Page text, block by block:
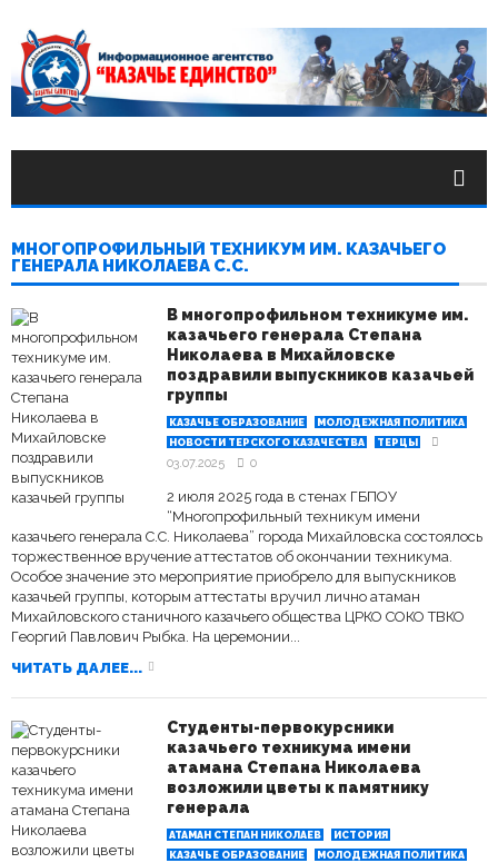
МНОГОПРОФИЛЬНЫЙ ТЕХНИКУМ ИМ. КАЗАЧЬЕГО
ГЕНЕРАЛА НИКОЛАЕВА С.С.
В многопрофильном техникуме им.
казачьего генерала Степана
Николаева в Михайловске
поздравили выпускников казачьей
группы
КАЗАЧЬЕ ОБРАЗОВАНИЕ
МОЛОДЕЖНАЯ ПОЛИТИКА
НОВОСТИ ТЕРСКОГО КАЗАЧЕСТВА
ТЕРЦЫ
03.07.2025 0
2 июля 2025 года в стенах ГБПОУ
“Многопрофильный техникум имени
казачьего генерала С.С. Николаева” города Михайловска состоялось
торжественное вручение аттестатов об окончании техникума.
Особое значение это мероприятие приобрело для выпускников
казачьей группы, которым аттестаты вручил лично атаман
Михайловского станичного казачьего общества ЦРКО СОКО ТВКО
Георгий Павлович Рыбка. На церемонии...
ЧИТАТЬ ДАЛЕЕ...
Студенты-первокурсники
казачьего техникума имени
атамана Степана Николаева
возложили цветы к памятнику
генерала
АТАМАН СТЕПАН НИКОЛАЕВ
ИСТОРИЯ
КАЗАЧЬЕ ОБРАЗОВАНИЕ
МОЛОДЕЖНАЯ ПОЛИТИКА